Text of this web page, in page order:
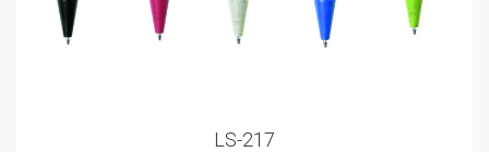
LS-217